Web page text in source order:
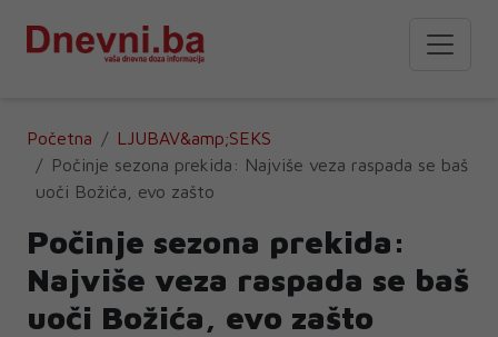
Početna
LJUBAV&amp;SEKS
Počinje sezona prekida: Najviše veza raspada se baš
uoči Božića, evo zašto
Počinje sezona prekida:
Najviše veza raspada se baš
uoči Božića, evo zašto